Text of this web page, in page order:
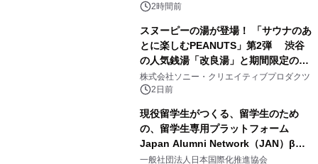
2時間前
スヌーピーの湯が登場！ 「サウナのあ
とに楽しむPEANUTS」第2弾 渋谷
の人気銭湯「改良湯」と期間限定のコ
ラボレーション サウナイキタイコラ
ボグッズも発売決定！
株式会社ソニー・クリエイティブプロダクツ
2日前
現役留学生がつくる、留学生のため
の、留学生専用プラットフォーム
Japan Alumni Network（JAN）β版
をリリース
一般社団法人日本国際化推進協会